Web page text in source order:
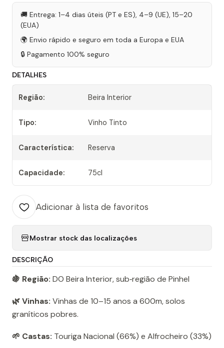
🚚 Entrega: 1–4 dias úteis (PT e ES), 4–9 (UE), 15–20
(EUA)
🌍 Envio rápido e seguro em toda a Europa e EUA
🔒 Pagamento 100% seguro
DETALHES
Região: Beira Interior
Tipo: Vinho Tinto
Característica: Reserva
Capacidade: 75cl
Adicionar à lista de favoritos
Mostrar stock das localizações
DESCRIÇÃO
🍇 Região: DO Beira Interior, sub‑região de Pinhel
🌿 Vinhas: Vinhas de 10–15 anos a 600m, solos
graníticos pobres.
🌱 Castas: Touriga Nacional (66%) e Alfrocheiro (33%)